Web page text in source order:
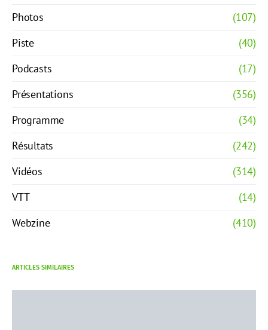
Photos
(107)
Piste
(40)
Podcasts
(17)
Présentations
(356)
Programme
(34)
Résultats
(242)
Vidéos
(314)
VTT
(14)
Webzine
(410)
ARTICLES SIMILAIRES